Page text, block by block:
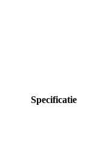
Specificatie